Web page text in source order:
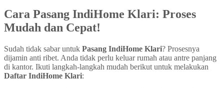
Cara Pasang IndiHome Klari: Proses
Mudah dan Cepat!
Sudah tidak sabar untuk Pasang IndiHome Klari? Prosesnya
dijamin anti ribet. Anda tidak perlu keluar rumah atau antre panjang
di kantor. Ikuti langkah-langkah mudah berikut untuk melakukan
Daftar IndiHome Klari: